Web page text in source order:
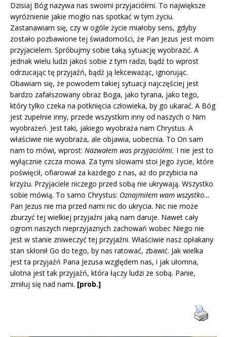
Dzisiaj Bóg nazywa nas swoimi przyjaciółmi. To największe
wyróżnienie jakie mogło nas spotkać w tym życiu.
Zastanawiam się, czy w ogóle życie miałoby sens, gdyby
zostało pozbawione tej świadomości, że Pan Jezus jest moim
przyjacielem. Spróbujmy sobie taką sytuację wyobrazić. A
jednak wielu ludzi jakoś sobie z tym radzi, bądź to wprost
odrzucając tę przyjaźń, bądź ją lekceważąc, ignorując.
Obawiam się, że powodem takiej sytuacji najczęściej jest
bardzo zafałszowany obraz Boga, jako tyrana, jako tego,
który tylko czeka na potknięcia człowieka, by go ukarać. A Bóg
jest zupełnie inny, przede wszystkim inny od naszych o Nim
wyobrażeń. Jest taki, jakiego wyobraża nam Chrystus. A
właściwie nie wyobraża, ale objawia, uobecnia. To On sam
nam to mówi, wprost: Nazwałem was przyjaciółmi. I nie jest to
wyłącznie czcza mowa. Za tymi słowami stoi Jego życie, które
poświęcił, ofiarował za każdego z nas, aż do przybicia na
krzyżu. Przyjaciele niczego przed sobą nie ukrywają. Wszystko
sobie mówią. To samo Chrystus: Oznajmiłem wam wszystko…
Pan Jezus nie ma przed nami nic do ukrycia. Nic nie może
zburzyć tej wielkiej przyjaźni jaką nam daruje. Nawet cały
ogrom naszych nieprzyjaznych zachowań wobec Niego nie
jest w stanie zniweczyć tej przyjaźni. Właściwie nasz opłakany
stan skłonił Go do tego, by nas ratować, zbawić. Jak wielka
jest ta przyjaźń Pana Jezusa względem nas, i jak ułomna,
ulotna jest tak przyjaźń, która łączy ludzi ze sobą. Panie,
zmiłuj się nad nami. [prob.]